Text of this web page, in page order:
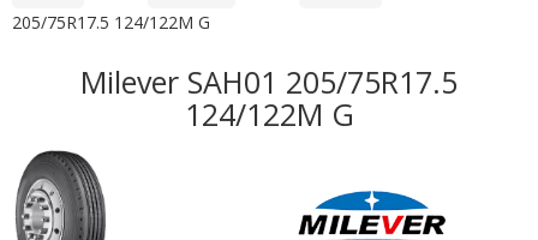
205/75R17.5 124/122M G
Milever SAH01 205/75R17.5
124/122M G